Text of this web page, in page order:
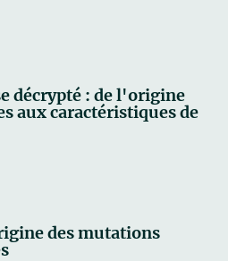
décrypté : de l'origine
aux caractéristiques de
des mutations